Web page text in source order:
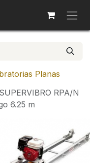
Planas
RPA/N
6.25 m